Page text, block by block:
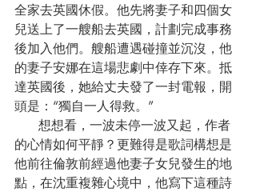
全家去英國休假。他先將妻子和四個女
兒送上了一艘船去英國，計劃完成事務
後加入他們。艘船遭遇碰撞並沉沒，他
的妻子安娜在這場悲劇中倖存下來。抵
達英國後，她給丈夫發了一封電報，開
頭是：“獨自一人得救。”
的心情如何平靜？更難得是歌詞構想是
他前往倫敦前經過他妻子女兒發生的地
點，在沈重複雜心境中，他寫下這種詩